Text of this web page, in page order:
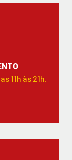
11h às 21h.